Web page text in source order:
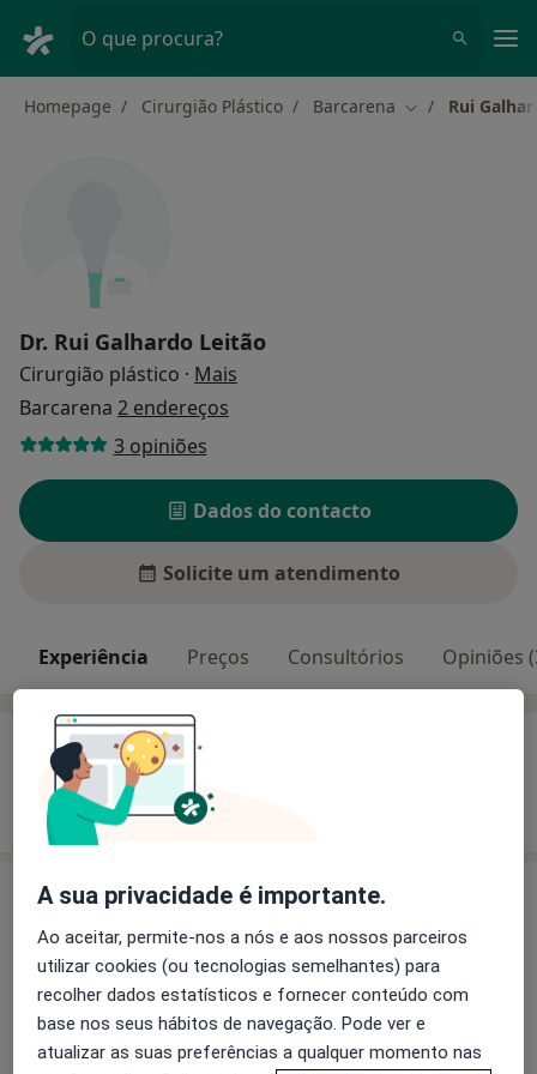
O que procura?
Homepage Cirurgião Plástico Barcarena Mudar de
Rui
Dr. Rui Galhardo Leitão
Cirurgião plástico · Mais
Barcarena 2 endereços
3 opiniões
Dados do contacto
Solicite um atendimento
Experiência Preços Consultórios Opiniões
Experiência
Mostrar mais detalhes
Preços
Sem informação sobre serviços e preços
Este especialista ainda não adicionou nenhuma
informação sobre serviços
A sua privacidade é importante.
Ao aceitar, permite-nos a nós e aos nossos parceiros
utilizar cookies (ou tecnologias semelhantes) para
recolher dados estatísticos e fornecer conteúdo com
base nos seus hábitos de navegação. Pode ver e
atualizar as suas preferências a qualquer momento nas